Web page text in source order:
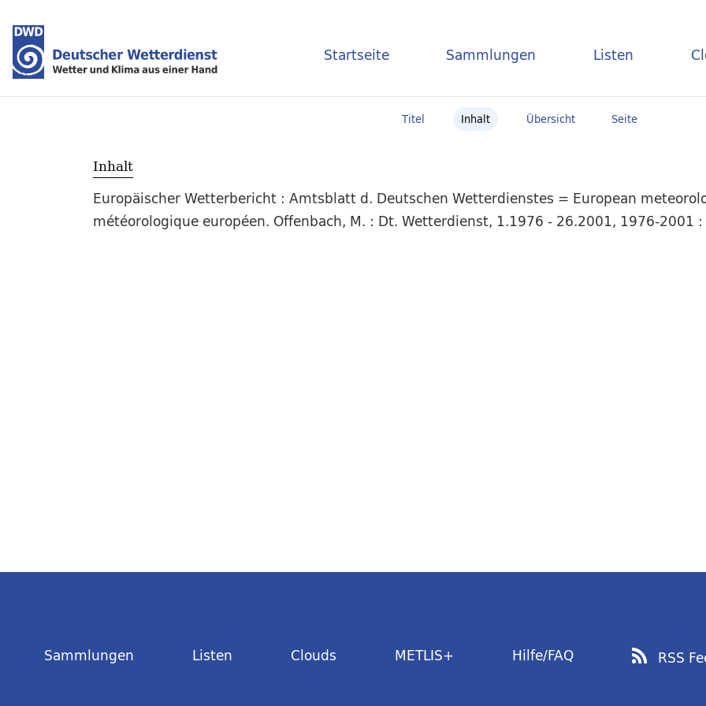
Startseite Sammlungen Listen
Titel Inhalt Übersicht Seite
Inhalt
Europäischer Wetterbericht : Amtsblatt d. Deutschen Wetterdienstes = European
météorologique européen. Offenbach, M. : Dt. Wetterdienst, 1.1976 - 26.2001, 1976-2001
Sammlungen Listen Clouds METLIS+ Hilfe/FAQ RSS